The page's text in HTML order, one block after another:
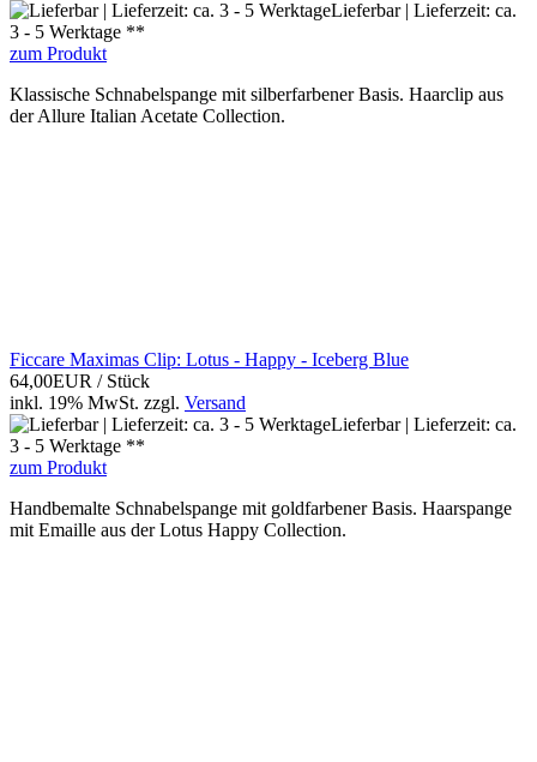
Lieferbar | Lieferzeit: ca.
3 - 5 Werktage **
zum Produkt
Klassische Schnabelspange mit silberfarbener Basis. Haarclip aus
der Allure Italian Acetate Collection.
Ficcare Maximas Clip: Lotus - Happy - Iceberg Blue
64,00EUR / Stück
inkl. 19% MwSt. zzgl. Versand
Lieferbar | Lieferzeit: ca.
3 - 5 Werktage **
zum Produkt
Handbemalte Schnabelspange mit goldfarbener Basis. Haarspange
mit Emaille aus der Lotus Happy Collection.